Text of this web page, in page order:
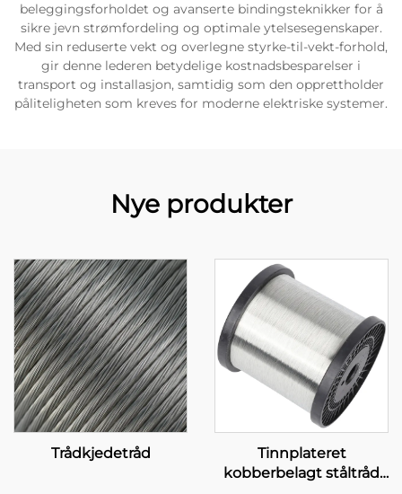
beleggingsforholdet og avanserte bindingsteknikker for å
sikre jevn strømfordeling og optimale ytelsesegenskaper.
Med sin reduserte vekt og overlegne styrke-til-vekt-forhold,
gir denne lederen betydelige kostnadsbesparelser i
transport og installasjon, samtidig som den opprettholder
påliteligheten som kreves for moderne elektriske systemer.
Nye produkter
Trådkjedetråd
Tinnplateret
kobberbelagt ståltråd